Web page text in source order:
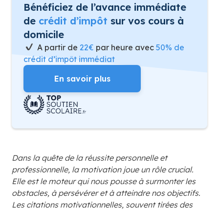
Bénéficiez de l’avance immédiate
de crédit d’impôt sur vos cours à
domicile
A partir de 22€ par heure avec 50% de
crédit d’impôt immédiat
En savoir plus
Dans la quête de la réussite personnelle et
professionnelle, la motivation joue un rôle crucial.
Elle est le moteur qui nous pousse à surmonter les
obstacles, à persévérer et à atteindre nos objectifs.
Les citations motivationnelles, souvent tirées des